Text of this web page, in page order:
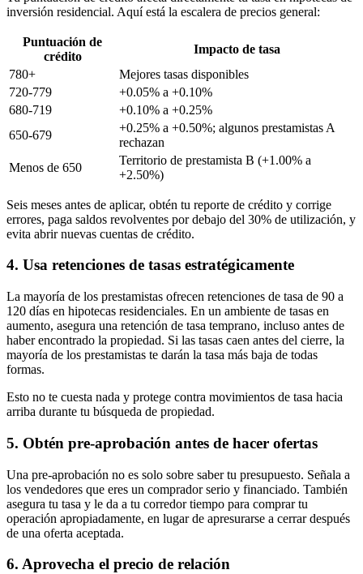
inversión residencial. Aquí está la escalera de precios general:
Puntuación de
crédito
Impacto de tasa
780+
Mejores tasas disponibles
720-779
+0.05% a +0.10%
680-719
+0.10% a +0.25%
650-679
+0.25% a +0.50%; algunos prestamistas A
rechazan
Menos de 650
Territorio de prestamista B (+1.00% a
+2.50%)
Seis meses antes de aplicar, obtén tu reporte de crédito y corrige
errores, paga saldos revolventes por debajo del 30% de utilización, y
evita abrir nuevas cuentas de crédito.
4. Usa retenciones de tasas estratégicamente
La mayoría de los prestamistas ofrecen retenciones de tasa de 90 a
120 días en hipotecas residenciales. En un ambiente de tasas en
aumento, asegura una retención de tasa temprano, incluso antes de
haber encontrado la propiedad. Si las tasas caen antes del cierre, la
mayoría de los prestamistas te darán la tasa más baja de todas
formas.
Esto no te cuesta nada y protege contra movimientos de tasa hacia
arriba durante tu búsqueda de propiedad.
5. Obtén pre-aprobación antes de hacer ofertas
Una pre-aprobación no es solo sobre saber tu presupuesto. Señala a
los vendedores que eres un comprador serio y financiado. También
asegura tu tasa y le da a tu corredor tiempo para comprar tu
operación apropiadamente, en lugar de apresurarse a cerrar después
de una oferta aceptada.
6. Aprovecha el precio de relación